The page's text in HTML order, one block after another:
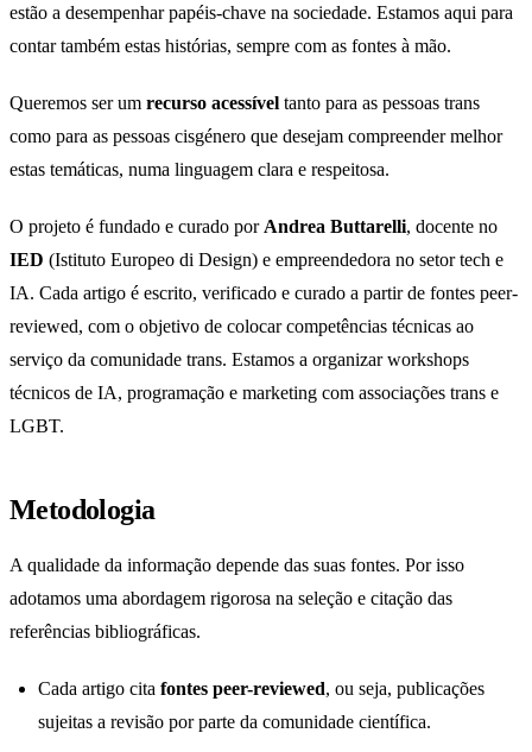
estão a desempenhar papéis-chave na sociedade. Estamos aqui para
contar também estas histórias, sempre com as fontes à mão.
Queremos ser um recurso acessível tanto para as pessoas trans
como para as pessoas cisgénero que desejam compreender melhor
estas temáticas, numa linguagem clara e respeitosa.
O projeto é fundado e curado por Andrea Buttarelli, docente no
IED (Istituto Europeo di Design) e empreendedora no setor tech e
IA. Cada artigo é escrito, verificado e curado a partir de fontes peer-
reviewed, com o objetivo de colocar competências técnicas ao
serviço da comunidade trans. Estamos a organizar workshops
técnicos de IA, programação e marketing com associações trans e
LGBT.
Metodologia
A qualidade da informação depende das suas fontes. Por isso
adotamos uma abordagem rigorosa na seleção e citação das
referências bibliográficas.
Cada artigo cita fontes peer-reviewed, ou seja, publicações
sujeitas a revisão por parte da comunidade científica.